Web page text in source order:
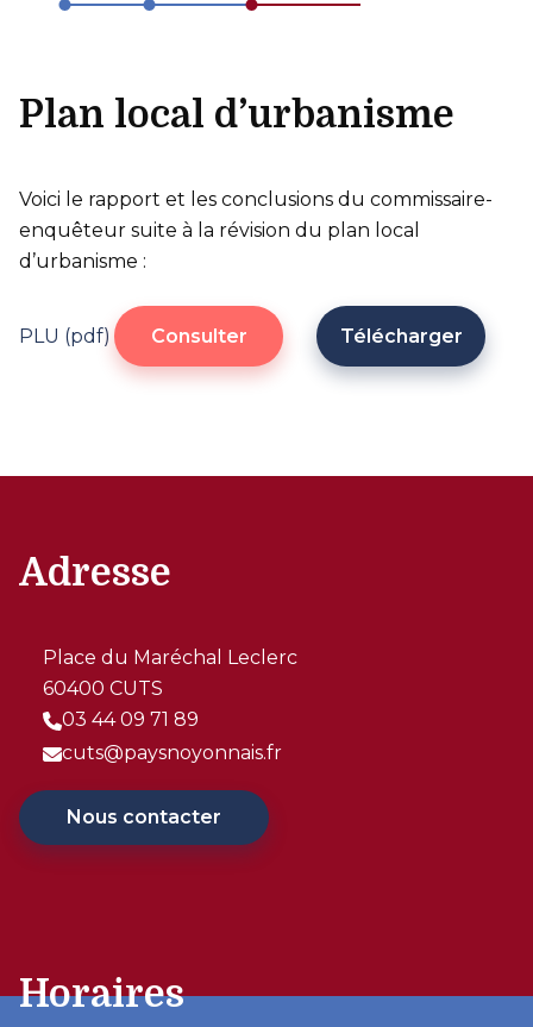
Plan local d’urbanisme
Voici le rapport et les conclusions du commissaire-
enquêteur suite à la révision du plan local
d’urbanisme :
PLU (pdf) Consulter Télécharger
Adresse
Place du Maréchal Leclerc
60400 CUTS
03 44 09 71 89
cuts@paysnoyonnais.fr
Nous contacter
Horaires